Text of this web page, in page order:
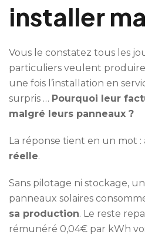
installer
Vous le constatez tous les
particuliers veulent
une fois l’installation en
surpris … Pourquoi leur
malgré leurs panneaux ?
La réponse tient en un mot :
réelle.
Sans pilotage ni stockage,
panneaux solaires
sa production. Le reste
rémunéré 0,04€ par kWh